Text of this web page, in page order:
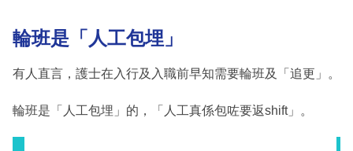
輪班是「人工包埋」
有人直言，護士在入行及入職前早知需要輪班及「追更」。
輪班是「人工包埋」的，「人工真係包咗要返shift」。